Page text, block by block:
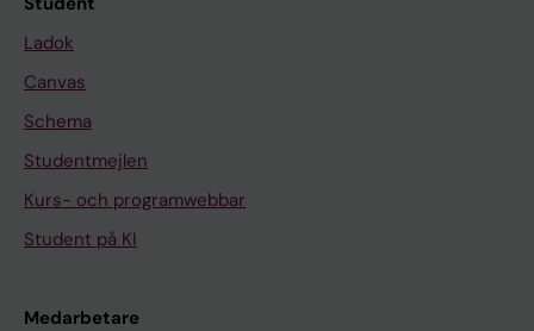
Ladok
Canvas
Schema
Studentmejlen
Kurs- och programwebbar
Student på KI
Medarbetare